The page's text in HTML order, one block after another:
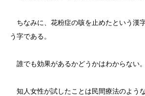
ちなみに、花粉症の咳を止めたという漢
う字である。
誰でも効果があるかどうかはわからない。
知人女性が試したことは民間療法のよう